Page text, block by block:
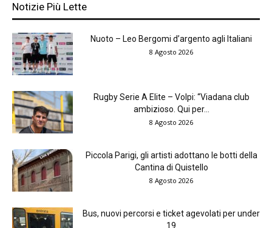
Notizie Più Lette
Nuoto – Leo Bergomi d’argento agli Italiani
8 Agosto 2026
Rugby Serie A Elite – Volpi: “Viadana club
ambizioso. Qui per...
8 Agosto 2026
Piccola Parigi, gli artisti adottano le botti della
Cantina di Quistello
8 Agosto 2026
Bus, nuovi percorsi e ticket agevolati per under
19